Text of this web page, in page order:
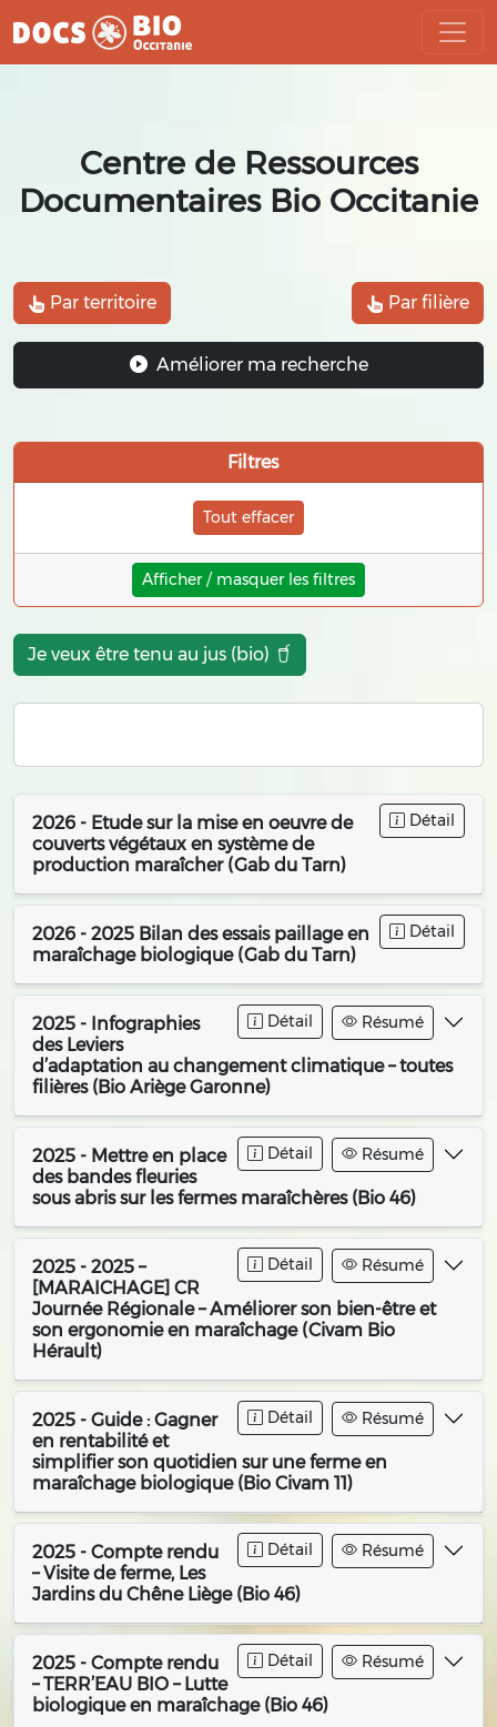
Centre de Ressources
Documentaires Bio Occitanie
Par territoire Par filière
Améliorer ma recherche
Filtres
Tout effacer
Afficher / masquer les filtres
Je veux être tenu au jus (bio)
Détail
2026 - Etude sur la mise en oeuvre de
couverts végétaux en système de
production maraîcher (Gab du Tarn)
Détail
2026 - 2025 Bilan des essais paillage en
maraîchage biologique (Gab du Tarn)
Détail Résumé
2025 - Infographies
des Leviers
d’adaptation au changement climatique – toutes
filières (Bio Ariège Garonne)
Détail Résumé
2025 - Mettre en place
des bandes fleuries
sous abris sur les fermes maraîchères (Bio 46)
Détail Résumé
2025 - 2025 –
[MARAICHAGE] CR
Journée Régionale – Améliorer son bien-être et
son ergonomie en maraîchage (Civam Bio
Hérault)
Détail Résumé
2025 - Guide : Gagner
en rentabilité et
simplifier son quotidien sur une ferme en
maraîchage biologique (Bio Civam 11)
Détail Résumé
2025 - Compte rendu
– Visite de ferme, Les
Jardins du Chêne Liège (Bio 46)
Détail Résumé
2025 - Compte rendu
– TERR’EAU BIO – Lutte
biologique en maraîchage (Bio 46)